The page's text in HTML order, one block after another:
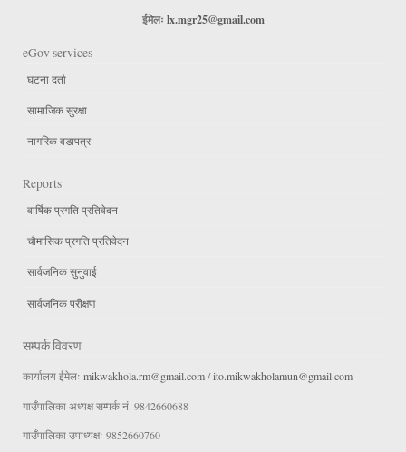
ईमेलः lx.mgr25@gmail.com
eGov services
घटना दर्ता
सामाजिक सुरक्षा
नागरिक वडापत्र
Reports
वार्षिक प्रगति प्रतिवेदन
चौमासिक प्रगति प्रतिवेदन
सार्वजनिक सुनुवाई
सार्वजनिक परीक्षण
सम्पर्क विवरण
कार्यालय ईमेलः mikwakhola.rm@gmail.com/ito.mikwakholamun@gmail.com
गाउँपालिका अध्यक्ष सम्पर्क नं. 9842660688
गाउँपालिका उपाध्यक्षः 9852660760